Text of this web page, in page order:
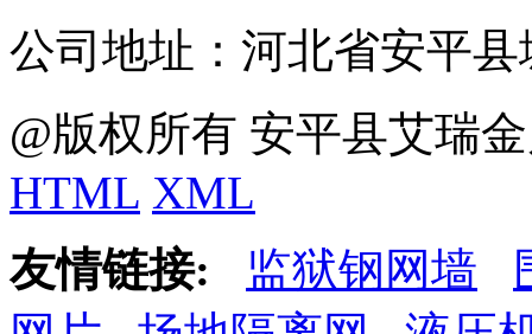
公司地址：河北省安平
@版权所有 安平县艾瑞
HTML XML
友情链接:
监狱钢网墙